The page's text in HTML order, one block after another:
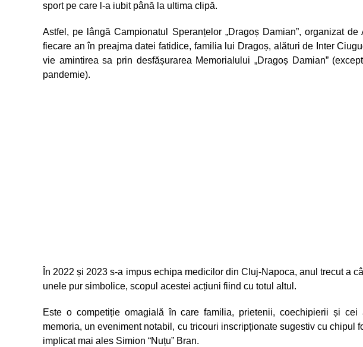
sport pe care l-a iubit până la ultima clipă.
Astfel, pe lângă Campionatul Speranțelor „Dragoș Damian”, organizat
fiecare an în preajma datei fatidice, familia lui Dragoș, alături de Inter
vie amintirea sa prin desfășurarea Memorialului „Dragoș Damian”
pandemie).
În 2022 și 2023 s-a impus echipa medicilor din Cluj-Napoca, anul trecut a
unele pur simbolice, scopul acestei acțiuni fiind cu totul altul.
Este o competiție omagială în care familia, prietenii, coechipierii și
memoria, un eveniment notabil, cu tricouri inscripționate sugestiv cu chipul
implicat mai ales Simion “Nuțu” Bran.